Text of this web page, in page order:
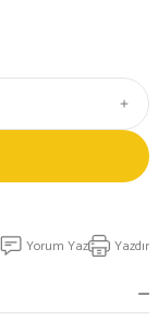
Yorum Yaz Yazdır